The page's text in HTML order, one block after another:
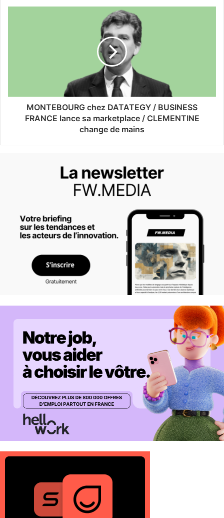
MONTEBOURG chez DATATEGY / BUSINESS
FRANCE lance sa marketplace / CLEMENTINE
change de mains